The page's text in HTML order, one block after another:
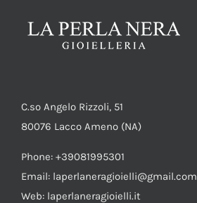
C.so Angelo Rizzoli, 51
80076 Lacco Ameno (NA)
Phone: +39081995301
Email: laperlaneragioielli@gmail.com
Web: laperlaneragioielli.it